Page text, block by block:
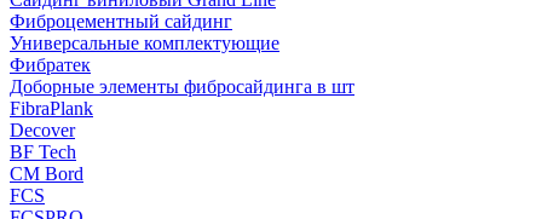
Фиброцементный сайдинг
Универсальные комплектующие
Фибратек
Доборные элементы фибросайдинга в шт
FibraPlank
Decover
BF Tech
CM Bord
FCS